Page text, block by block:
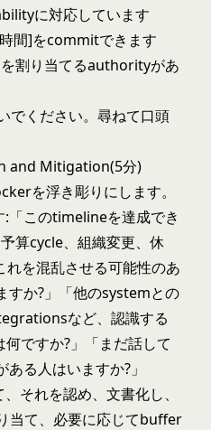
に対応しています
間]をcommitできます
割り当てるauthorityがあ
ください。尋ねて口頭
and Mitigation(5分)
を浮き彫りにします。
「このtimelineを達成でき
算cycle、組織変更、休
を混乱させる可能性のあ
すか?」「他のsystemとの
など、認識する
ですか?」「まだ話して
る人はいますか?」
それを認め、文書化し、
当て、必要に応じてbuffer